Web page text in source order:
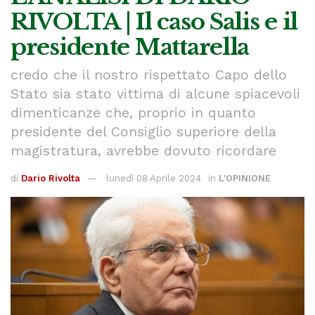
RIVOLTA | Il caso Salis e il
presidente Mattarella
credo che il nostro rispettato Capo dello
Stato sia stato vittima di alcune spiacevoli
dimenticanze che, proprio in quanto
presidente del Consiglio superiore della
magistratura, avrebbe dovuto ricordare
di Dario Rivolta lunedì 08 Aprile 2024 in L'OPINIONE